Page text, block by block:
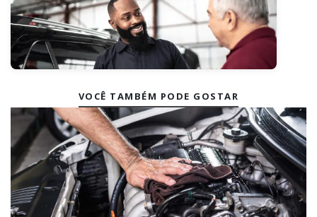
VOCÊ TAMBÉM PODE GOSTAR